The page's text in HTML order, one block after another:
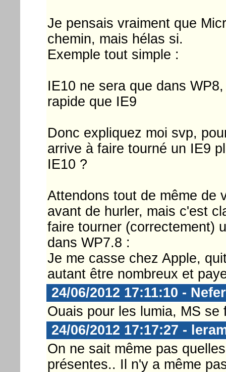
Je pensais vraiment que
chemin, mais hélas si.
Exemple tout simple :
IE10 ne sera que dans
rapide que IE9
Donc expliquez moi svp,
arrive à faire tourné un IE9
IE10 ?
Attendons tout de même de
avant de hurler, mais c'est
faire tourner (correctement)
dans WP7.8 :
Je me casse chez Apple,
autant être nombreux et
24/06/2012 17:11:10 -
Ouais pour les lumia, MS
24/06/2012 17:17:27 -
On ne sait même pas
présentes.. Il n'y a même